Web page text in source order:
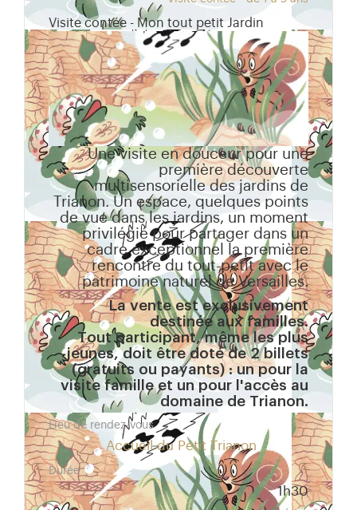
Visite contée - Mon tout petit Jardin
Une visite en douceur pour une
première découverte
multisensorielle des jardins de
Trianon. Un espace, quelques points
de vue dans les jardins, un moment
privilégié pour partager dans un
cadre exceptionnel la première
rencontre du tout-petit avec le
patrimoine naturel de Versailles.
La vente est exclusivement
destinée aux familles.
Tout participant, même les plus
jeunes, doit être doté de 2 billets
(gratuits ou payants) : un pour la
visite famille et un pour l'accès au
domaine de Trianon.
Lieu de rendez-vous
Accueil du Petit Trianon
Durée
1h30